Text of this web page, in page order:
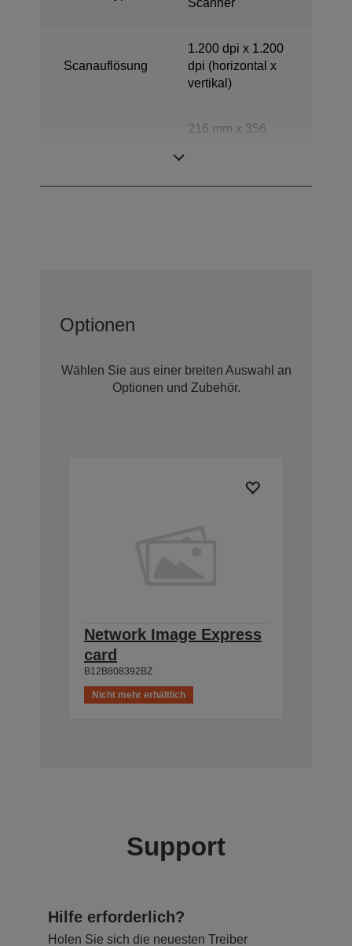
Scanner
Scanauflösung
1.200 dpi x 1.200
dpi (horizontal x
vertikal)
216 mm x 356
Optionen
Wählen Sie aus einer breiten Auswahl an
Optionen und Zubehör.
Network Image Express
card
B12B808392BZ
Nicht mehr erhältlich
Support
Hilfe erforderlich?
Holen Sie sich die neuesten Treiber